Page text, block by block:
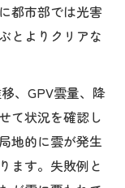
都市部では光害
とよりクリアな
、GPV雲量、降
て状況を確認し
地的に雲が発生
ます。失敗例と